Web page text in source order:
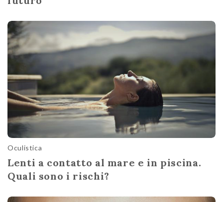
Oculistica
Lenti a contatto al mare e in piscina.
Quali sono i rischi?